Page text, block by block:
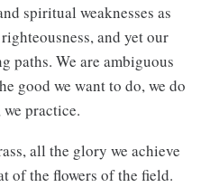
spiritual weaknesses as
and yet our
paths. We are ambiguous
good we want to do, we do
practice.
all the glory we achieve
of the flowers of the field.